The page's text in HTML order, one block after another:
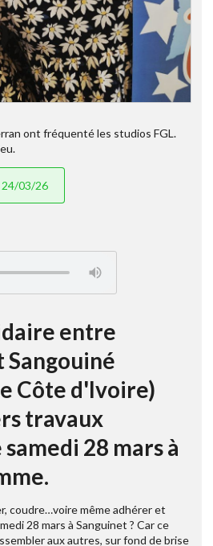
ont fréquenté les studios FGL.
24/03/26
entre
Sangouiné
Côte d'Ivoire)
travaux
28 mars à
coudre…voire même adhérer et
28 mars à Sanguinet ? Car ce
aux autres, sur fond de brise